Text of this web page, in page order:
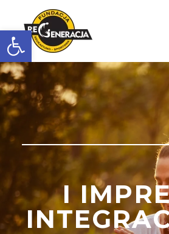
Otwórz pasek narzędzi
I